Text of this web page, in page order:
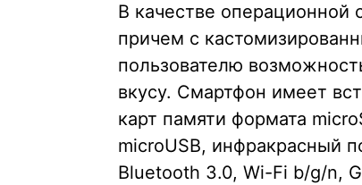
В качестве
причем с
пользователю
вкусу. Смартфон имеет
карт памяти формата
microUSB, инфракрасный
Bluetooth 3.0, Wi-Fi b/g/n,